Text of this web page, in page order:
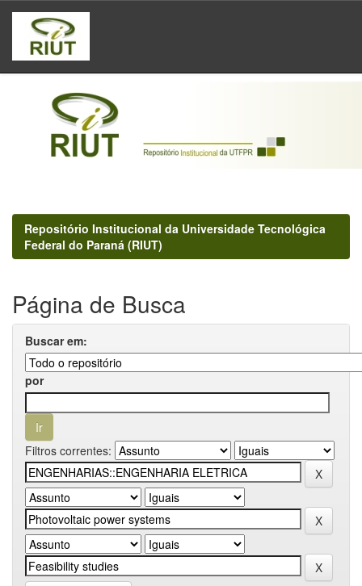
Skip
navigation
Repositório Institucional da Universidade Tecnológica
Federal do Paraná (RIUT)
Página de Busca
Buscar em:
por
Filtros correntes: